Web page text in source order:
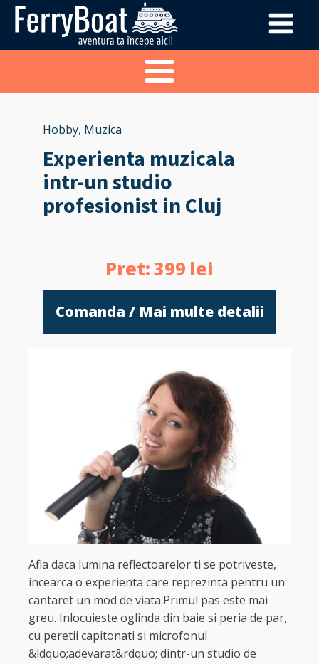
Hobby, Muzica
Experienta muzicala
intr-un studio
profesionist in Cluj
Pret:399 lei
Comanda / Mai multe detalii
Afla daca lumina reflectoarelor ti se potriveste,
incearca o experienta care reprezinta pentru un
cantaret un mod de viata.Primul pas este mai
greu. Inlocuieste oglinda din baie si peria de par,
cu peretii capitonati si microfonul
&ldquo;adevarat&rdquo; dintr-un studio de